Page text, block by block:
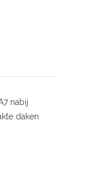
nabij
daken